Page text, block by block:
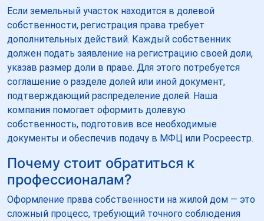
Если земельный участок находится в долевой
собственности, регистрация права требует
дополнительных действий. Каждый собственник
должен подать заявление на регистрацию своей доли,
указав размер доли в праве. Для этого потребуется
соглашение о разделе долей или иной документ,
подтверждающий распределение долей. Наша
компания помогает оформить долевую
собственность, подготовив все необходимые
документы и обеспечив подачу в МФЦ или Росреестр.
Почему стоит обратиться к
профессионалам?
Оформление права собственности на жилой дом — это
сложный процесс, требующий точного соблюдения